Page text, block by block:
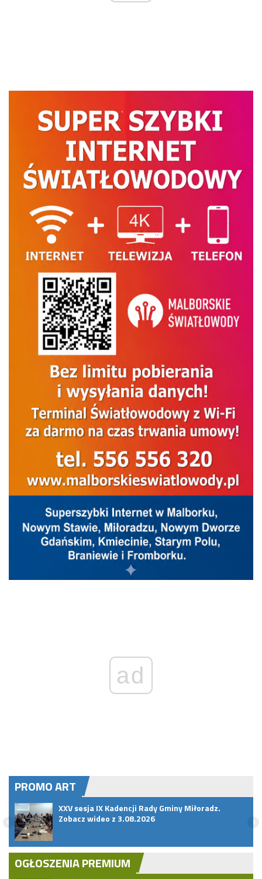
ad
PROMO ART
XXV sesja IX Kadencji Rady Gminy Miłoradz.
Zobacz wideo z 3.08.2026
OGŁOSZENIA PREMIUM